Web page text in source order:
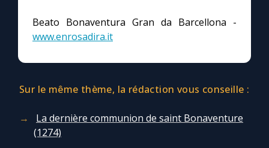
Contact
Beato Bonaventura Gran da Barcellona -
www.enrosadira.it
Sur le même thème, la rédaction vous conseille :
La dernière communion de saint Bonaventure
(1274)